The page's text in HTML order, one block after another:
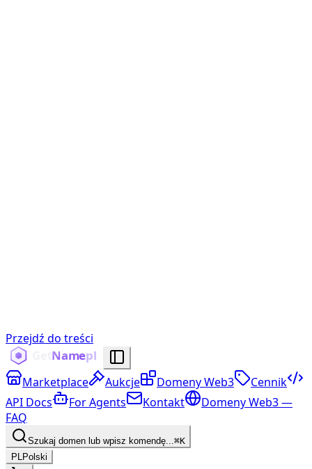
Przejdź do treści
Marketplace Aukcje Domeny Web3
Cennik
API Docs
For Agents Kontakt
Domeny Web3 —
FAQ
Szukaj domen lub wpisz komendę...⌘K
PLPolski